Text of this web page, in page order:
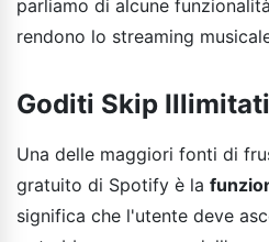
parliamo di alcune
rendono lo streaming
Goditi Skip Illimitati
Una delle maggiori fonti di
gratuito di Spotify è la
significa che l'utente deve